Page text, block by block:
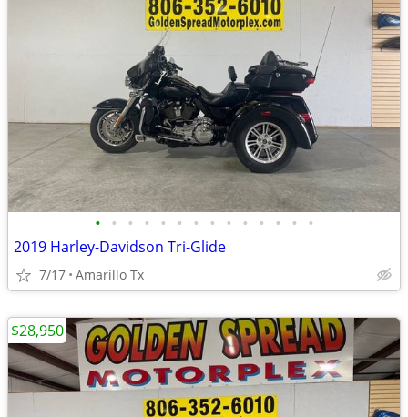
• • • • • • • • • • • • • •
2019 Harley-Davidson Tri-Glide
7/17 Amarillo Tx
$28,950